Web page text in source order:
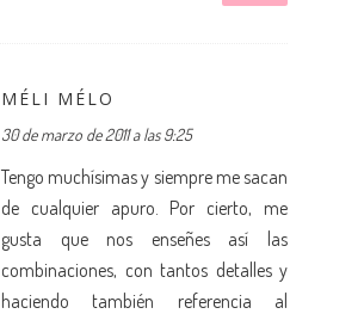
MÉLI MÉLO
30 de marzo de 2011 a las 9:25
Tengo muchísimas y siempre me sacan
de cualquier apuro. Por cierto, me
gusta que nos enseñes así las
combinaciones, con tantos detalles y
haciendo también referencia al